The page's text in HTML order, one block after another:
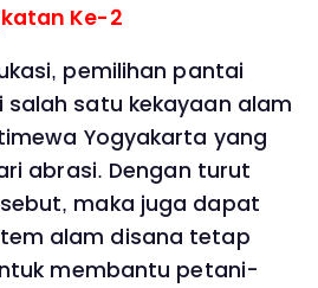
Ke-2
pemilihan pantai
satu kekayaan alam
Yogyakarta yang
abrasi. Dengan turut
maka juga dapat
alam disana tetap
membantu petani-